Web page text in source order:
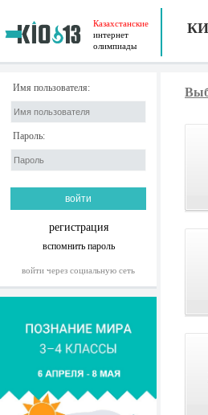
Казахстанские
интернет
олимпиады
Имя пользователя:
Пароль:
регистрация
вспомнить пароль
войти через социальную сеть